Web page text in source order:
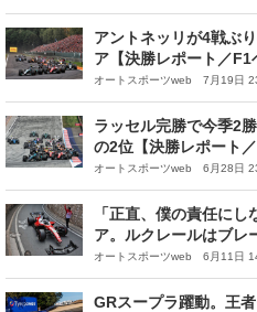
アントネッリが4戦ぶ
ア【決勝レポート／F1
オートスポーツweb 7月19日
ラッセル完勝で今季2
の2位【決勝レポート／
オートスポーツweb 6月28日
「正直、僕の責任に
ア。ルクレールはブレ
ビュー（2）】
オートスポーツweb 6月11日
GRスープラ躍動。王